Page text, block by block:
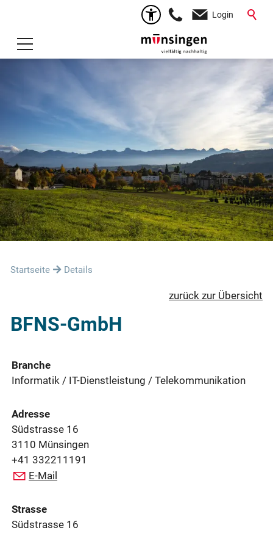
Login
Startseite Details
zurück zur Übersicht
BFNS-GmbH
Branche
Informatik / IT-Dienstleistung / Telekommunikation
Adresse
Südstrasse 16
3110 Münsingen
+41 332211191
E-Mail
Strasse
Südstrasse 16